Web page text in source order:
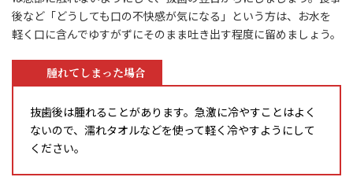
後など「どうしても口の不快感が気になる」という方は、お水を
軽く口に含んでゆすがずにそのまま吐き出す程度に留めましょう。
腫れてしまった場合
抜歯後は腫れることがあります。急激に冷やすことはよく
ないので、濡れタオルなどを使って軽く冷やすようにして
ください。